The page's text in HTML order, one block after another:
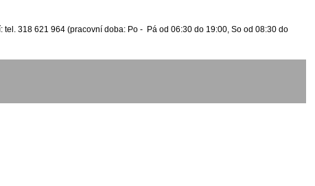
318 621 964 (pracovní doba: Po - Pá od 06:30 do 19:00, So od 08:30 do